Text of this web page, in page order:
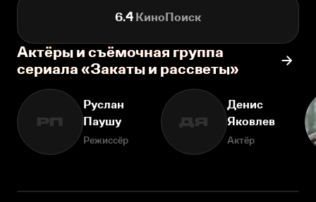
6.4 КиноПоиск
Актёры и съёмочная группа
сериала «Закаты и рассветы»
РП
Руслан
Паушу
Режиссёр
ДЯ
Денис
Яковлев
Актёр